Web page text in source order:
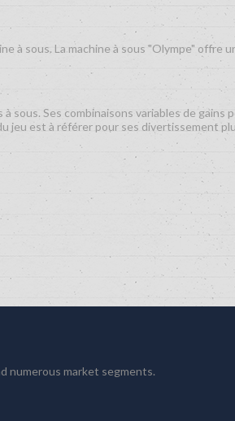
à sous. La machine à sous "Olympe"
sous. Ses combinaisons variables de
jeu est à référer pour ses divertissement
numerous market segments.